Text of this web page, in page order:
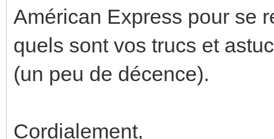
Américan Express pour se
quels sont vos trucs et
(un peu de décence).
Cordialement,